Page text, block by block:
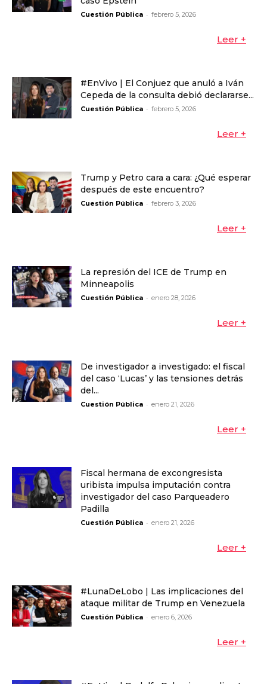
Cuestión Pública - febrero 5, 2026
Leer +
#EnVivo | El Conjuez que anuló a Iván
Cepeda de la consulta debió declararse...
Cuestión Pública - febrero 5, 2026
Leer +
Trump y Petro cara a cara: ¿Qué esperar
después de este encuentro?
Cuestión Pública - febrero 3, 2026
Leer +
La represión del ICE de Trump en
Minneapolis
Cuestión Pública - enero 28, 2026
Leer +
De investigador a investigado: el fiscal
del caso ‘Lucas’ y las tensiones detrás
del...
Cuestión Pública - enero 21, 2026
Leer +
Fiscal hermana de excongresista
uribista impulsa imputación contra
investigador del caso Parqueadero
Padilla
Cuestión Pública - enero 21, 2026
Leer +
#LunaDeLobo | Las implicaciones del
ataque militar de Trump en Venezuela
Cuestión Pública - enero 6, 2026
Leer +